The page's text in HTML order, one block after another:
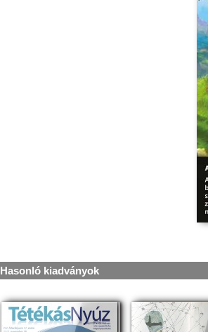
Hasonló kiadványok